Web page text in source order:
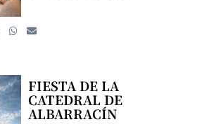
FIESTA DE LA
CATEDRAL DE
ALBARRACÍN